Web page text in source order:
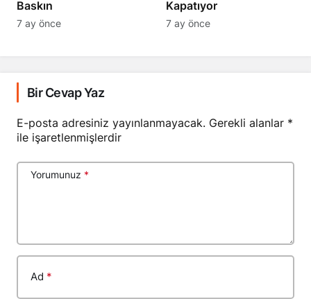
Baskın
7 ay önce
Kapatıyor
7 ay önce
Bir Cevap Yaz
E-posta adresiniz yayınlanmayacak. Gerekli alanlar *
ile işaretlenmişlerdir
Yorumunuz *
Ad *